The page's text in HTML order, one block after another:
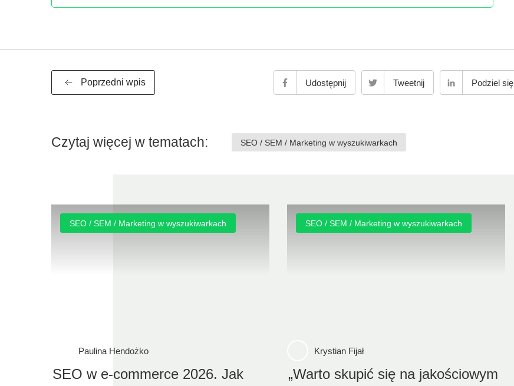
Poprzedni wpis Udostępnij Tweetnij Podziel się
Czytaj więcej w tematach: SEO / SEM / Marketing w wyszukiwarkach
SEO / SEM / Marketing w wyszukiwarkach
Paulina Hendożko
SEO w e-commerce 2026. Jak
SEO / SEM / Marketing w wyszukiwarkach
Krystian Fijał
„Warto skupić się na jakościowym